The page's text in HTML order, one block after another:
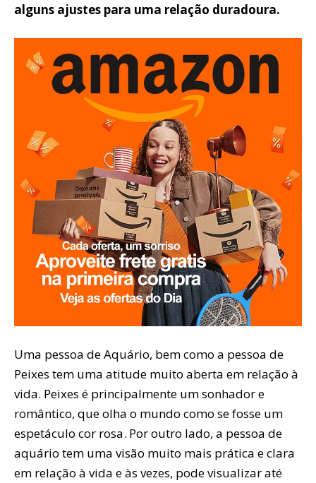
alguns ajustes para uma relação duradoura.
Uma pessoa de Aquário, bem como a pessoa de
Peixes tem uma atitude muito aberta em relação à
vida. Peixes é principalmente um sonhador e
romântico, que olha o mundo como se fosse um
espetáculo cor rosa. Por outro lado, a pessoa de
aquário tem uma visão muito mais prática e clara
em relação à vida e às vezes, pode visualizar até